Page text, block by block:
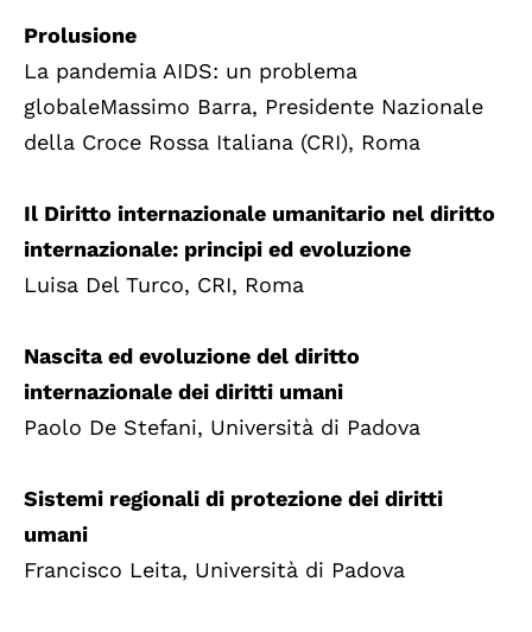
Prolusione
La pandemia AIDS: un problema
globaleMassimo Barra, Presidente Nazionale
della Croce Rossa Italiana (CRI), Roma
Il Diritto internazionale umanitario nel diritto
internazionale: principi ed evoluzione
Luisa Del Turco, CRI, Roma
Nascita ed evoluzione del diritto
internazionale dei diritti umani
Paolo De Stefani, Università di Padova
Sistemi regionali di protezione dei diritti
umani
Francisco Leita, Università di Padova